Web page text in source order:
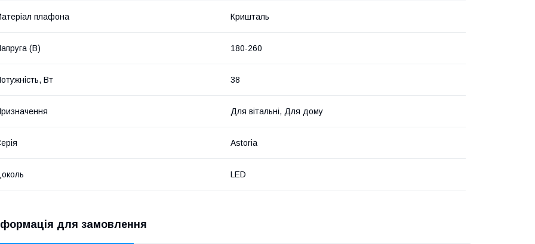
плафона Кришталь
(В) 180-260
Вт 38
Для вітальні, Для дому
Astoria
LED
для замовлення